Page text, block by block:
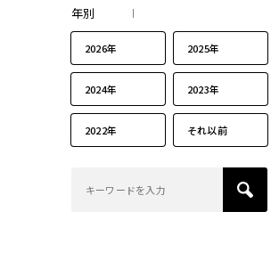
年別
2026年 2025年
2024年 2023年
2022年 それ以前